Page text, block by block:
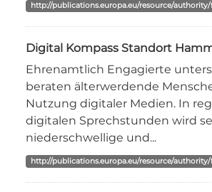
http://publications.europa.eu/resource/authority/
Digital Kompass Standort
Ehrenamtlich Engagierte
beraten älterwerdende
Nutzung digitaler Medien. In
digitalen Sprechstunden wird
niederschwellige und...
http://publications.europa.eu/resource/authority/